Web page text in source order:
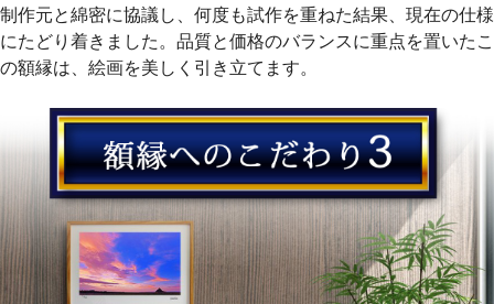
制作元と綿密に協議し、何度も試作を重ねた結果、現在の仕様
にたどり着きました。品質と価格のバランスに重点を置いたこ
の額縁は、絵画を美しく引き立てます。